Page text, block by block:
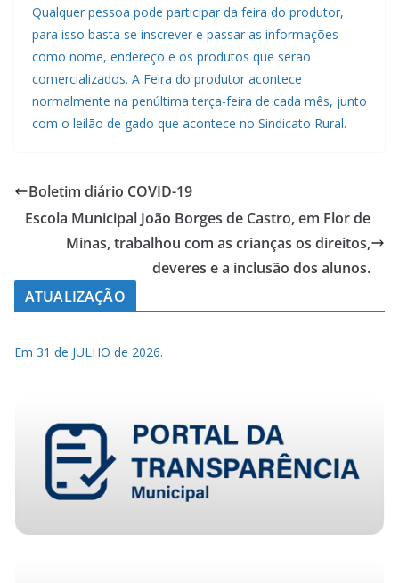
Qualquer pessoa pode participar da feira do produtor,
para isso basta se inscrever e passar as informações
como nome, endereço e os produtos que serão
comercializados. A Feira do produtor acontece
normalmente na penúltima terça-feira de cada mês, junto
com o leilão de gado que acontece no Sindicato Rural.
Boletim diário COVID-19
Escola Municipal João Borges de Castro, em Flor de
Minas, trabalhou com as crianças os direitos,
deveres e a inclusão dos alunos.
ATUALIZAÇÃO
Em 31 de JULHO de 2026.